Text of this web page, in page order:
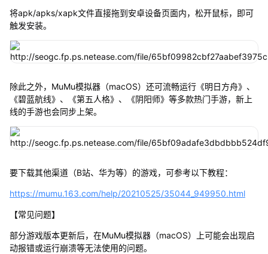
将apk/apks/xapk文件直接拖到安卓设备页面内，松开鼠标，即可
触发安装。
除此之外，MuMu模拟器（macOS）还可流畅运行《明日方舟》、
《碧蓝航线》、《第五人格》、《阴阳师》等多款热门手游，新上
线的手游也会同步上架。
要下载其他渠道（B站、华为等）的游戏，可参考以下教程：
https://mumu.163.com/help/20210525/35044_949950.html
【常见问题】
部分游戏版本更新后，在MuMu模拟器（macOS）上可能会出现启
动报错或运行崩溃等无法使用的问题。